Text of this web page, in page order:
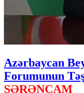
Azərbaycan
Forumunun
SƏRƏNCAM